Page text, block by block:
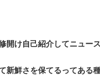
開け自己紹介してニュー
新鮮さを保てるってある